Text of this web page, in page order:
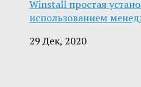
Winstall простая
использованием
29 Дек, 2020